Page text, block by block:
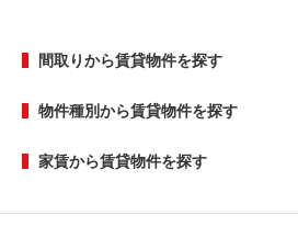
間取りから賃貸物件を探す
物件種別から賃貸物件を探す
家賃から賃貸物件を探す